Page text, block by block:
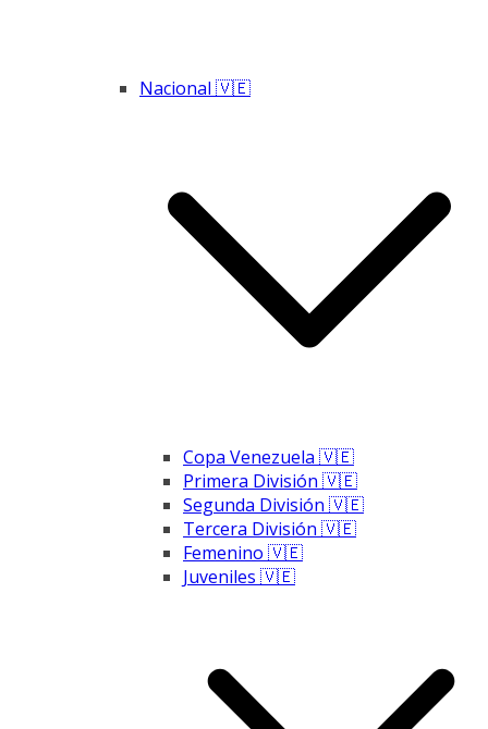
Nacional 🇻🇪
Copa Venezuela 🇻🇪
Primera División 🇻🇪
Segunda División 🇻🇪
Tercera División 🇻🇪
Femenino 🇻🇪
Juveniles 🇻🇪